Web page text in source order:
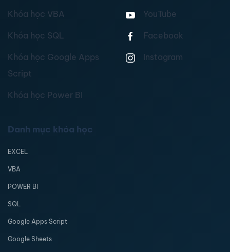
Khóa học VBA
Khóa học SQL
Khóa học Google Apps
Script
Khóa học Power BI
YouTube
Facebook
Instagram
Danh mục khóa học
EXCEL
VBA
POWER BI
SQL
Google Apps Script
Google Sheets